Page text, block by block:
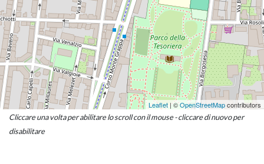
Leaflet| ©OpenStreetMapcontributors
Cliccare una volta per abilitare lo scroll con il mouse - cliccare di nuovo per
disabilitare